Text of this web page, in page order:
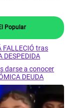
Popular
FALLECIÓ tras
DESPEDIDA
darse a conocer
DEUDA